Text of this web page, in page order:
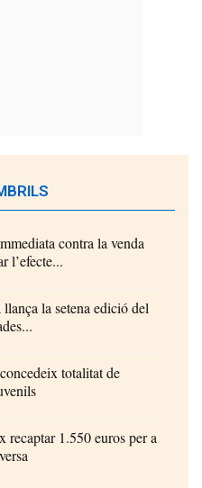
contra la venda
l’efecte...
la setena edició del
totalitat de
recaptar 1.550 euros per a